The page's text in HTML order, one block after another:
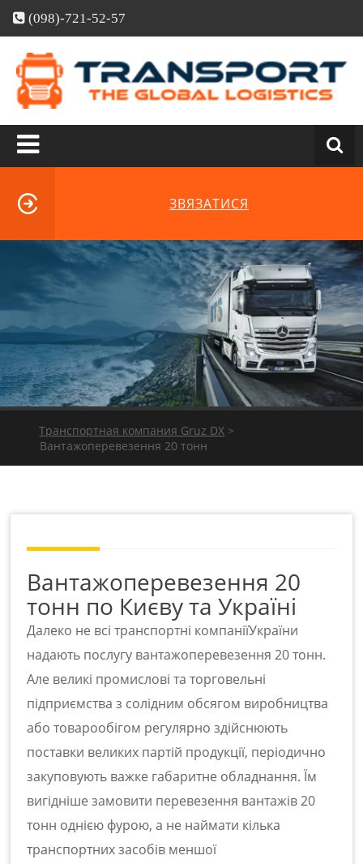
(098)-721-52-57
ЗВЯЗАТИСЯ
Транспортная компания Gruz DX >
Вантажоперевезення 20 тонн
Вантажоперевезення 20
тонн по Києву та Україні
Далеко не всі транспортні компаніїУкраїни
надають послугу вантажоперевезення 20 тонн.
Але великі промислові та торговельні
підприємства з солідним обсягом виробництва
або товарообігом регулярно здійснюють
поставки великих партій продукції, періодично
закуповують важке габаритне обладнання. Їм
вигідніше замовити перевезення вантажів 20
тонн однією фурою, а не наймати кілька
транспортних засобів меншої